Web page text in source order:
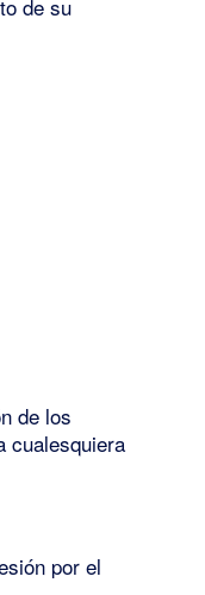
de su
de los
cualesquiera
por el